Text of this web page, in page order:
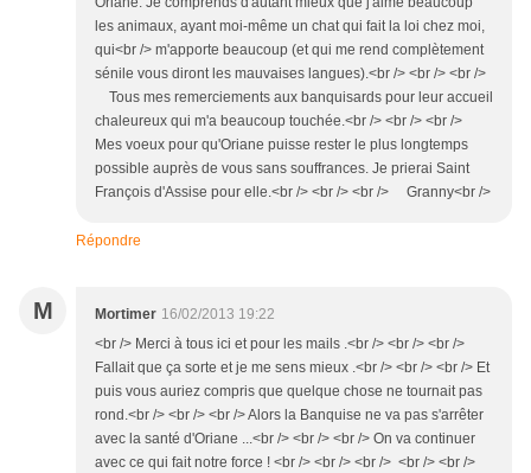
les animaux, ayant moi-même un chat qui fait la loi chez moi,
qui<br /> m'apporte beaucoup (et qui me rend complètement
sénile vous diront les mauvaises langues).<br /> <br /> <br />
Tous mes remerciements aux banquisards pour leur accueil
chaleureux qui m'a beaucoup touchée.<br /> <br /> <br />
Mes voeux pour qu'Oriane puisse rester le plus longtemps
possible auprès de vous sans souffrances. Je prierai Saint
François d'Assise pour elle.<br /> <br /> <br /> Granny<br />
Répondre
M Mortimer 16/02/2013 19:22
<br /> Merci à tous ici et pour les mails .<br /> <br /> <br />
Fallait que ça sorte et je me sens mieux .<br /> <br /> <br /> Et
puis vous auriez compris que quelque chose ne tournait pas
rond.<br /> <br /> <br /> Alors la Banquise ne va pas s'arrêter
avec la santé d'Oriane ...<br /> <br /> <br /> On va continuer
avec ce qui fait notre force ! <br /> <br /> <br /> <br /> <br />